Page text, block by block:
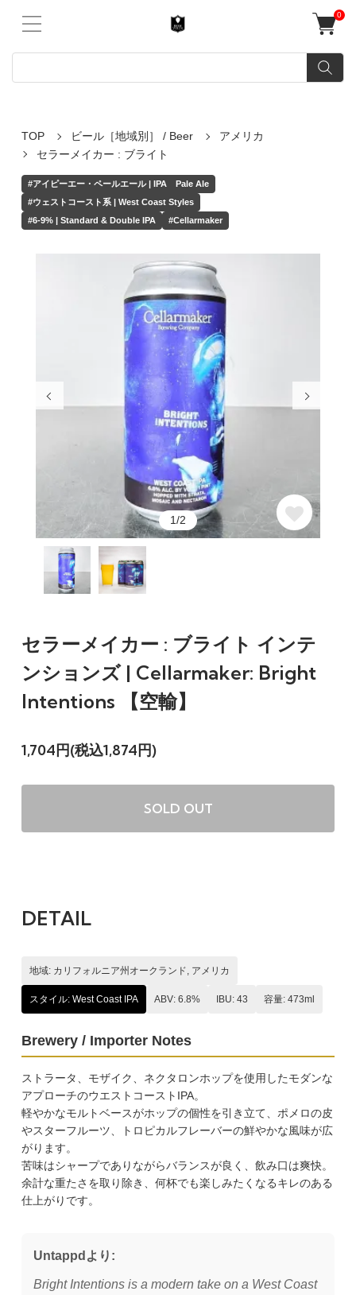
0
TOP ビール［地域別］ / Beer
アメリカ
セラーメイカー : ブライト
#アイピーエー・ペールエール | IPA Pale Ale
#ウェストコースト系 | West Coast Styles
#6-9% | Standard & Double IPA
#Cellarmaker
1/2
セラーメイカー : ブライト インテ
ンションズ | Cellarmaker: Bright
Intentions 【空輸】
1,704円(税込1,874円)
SOLD OUT
DETAIL
地域: カリフォルニア州オークランド, アメリカ
スタイル: West Coast IPA ABV: 6.8% IBU: 43 容量: 473ml
Brewery / Importer Notes
ストラータ、モザイク、ネクタロンホップを使用したモダンな
アプローチのウエストコーストIPA。
軽やかなモルトベースがホップの個性を引き立て、ポメロの皮
やスターフルーツ、トロピカルフレーバーの鮮やかな風味が広
がります。
苦味はシャープでありながらバランスが良く、飲み口は爽快。
余計な重たさを取り除き、何杯でも楽しみたくなるキレのある
仕上がりです。
Untappdより:
Bright Intentions is a modern take on a West Coast